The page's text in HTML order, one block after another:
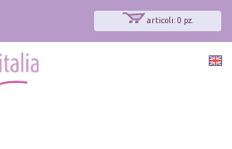
articoli: 0 pz.